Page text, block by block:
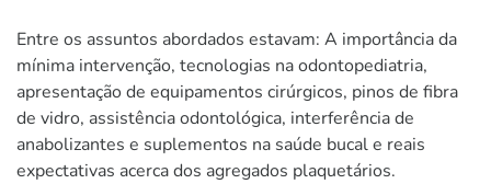
Entre os assuntos abordados estavam: A importância da
mínima intervenção, tecnologias na odontopediatria,
apresentação de equipamentos cirúrgicos, pinos de fibra
de vidro, assistência odontológica, interferência de
anabolizantes e suplementos na saúde bucal e reais
expectativas acerca dos agregados plaquetários.